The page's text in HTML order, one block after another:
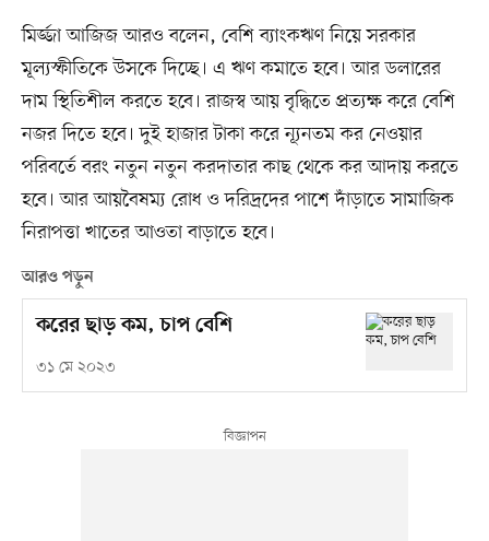
মির্জ্জা আজিজ আরও বলেন, বেশি ব্যাংকঋণ নিয়ে সরকার
মূল্যস্ফীতিকে উসকে দিচ্ছে। এ ঋণ কমাতে হবে। আর ডলারের
দাম স্থিতিশীল করতে হবে। রাজস্ব আয় বৃদ্ধিতে প্রত্যক্ষ করে বেশি
নজর দিতে হবে। দুই হাজার টাকা করে ন্যূনতম কর নেওয়ার
পরিবর্তে বরং নতুন নতুন করদাতার কাছ থেকে কর আদায় করতে
হবে। আর আয়বৈষম্য রোধ ও দরিদ্রদের পাশে দাঁড়াতে সামাজিক
নিরাপত্তা খাতের আওতা বাড়াতে হবে।
আরও পড়ুন
করের ছাড় কম, চাপ বেশি
৩১ মে ২০২৩